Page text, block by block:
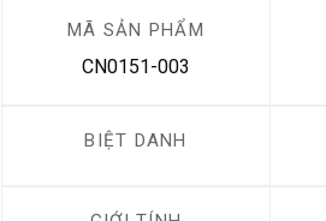
MÃ SẢN PHẨM
CN0151-003
BIỆT DANH